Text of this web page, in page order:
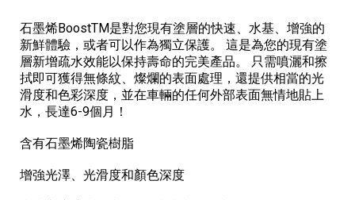
石墨烯BoostTM是對您現有塗層的快速、水基、增強的
新鮮體驗，或者可以作為獨立保護。 這是為您的現有塗
層新增疏水效能以保持壽命的完美產品。 只需噴灑和擦
拭即可獲得無條紋、燦爛的表面處理，還提供相當的光
滑度和色彩深度，並在車輛的任何外部表面無情地貼上
水，長達6-9個月！
含有石墨烯陶瓷樹脂
增強光澤、光滑度和顏色深度